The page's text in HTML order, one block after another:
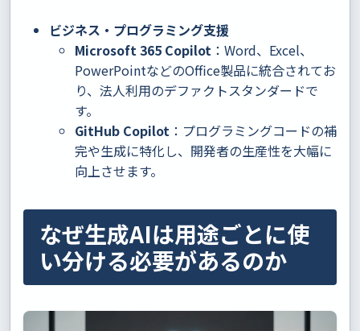
ビジネス・プログラミング支援
Microsoft 365 Copilot ：Word、Excel、
PowerPointなどのOffice製品に統合されてお
り、法人利用のデファクトスタンダードで
す。
GitHub Copilot ：プログラミングコードの補
完や生成に特化し、開発者の生産性を大幅に
向上させます。
なぜ生成AIは用途ごとに使
い分ける必要があるのか